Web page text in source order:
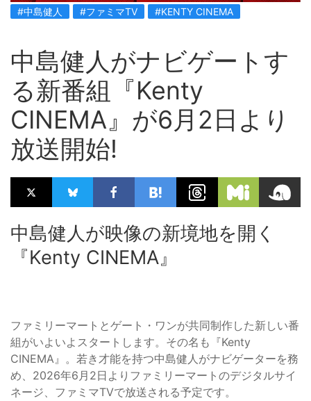
#中島健人 #ファミマTV #KENTY CINEMA
中島健人がナビゲートす
る新番組『Kenty
CINEMA』が6月2日より
放送開始!
中島健人が映像の新境地を開く
『Kenty CINEMA』
ファミリーマートとゲート・ワンが共同制作した新しい番
組がいよいよスタートします。その名も『Kenty
CINEMA』。若き才能を持つ中島健人がナビゲーターを務
め、2026年6月2日よりファミリーマートのデジタルサイ
ネージ、ファミマTVで放送される予定です。